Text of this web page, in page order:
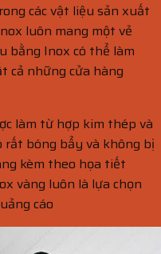
các vật liệu sản xuất
luôn mang một vẻ
bằng Inox có thể làm
cả những cửa hàng
làm từ hợp kim thép và
rất bóng bẩy và không bị
kèm theo họa tiết
vàng luôn là lựa chọn
cáo